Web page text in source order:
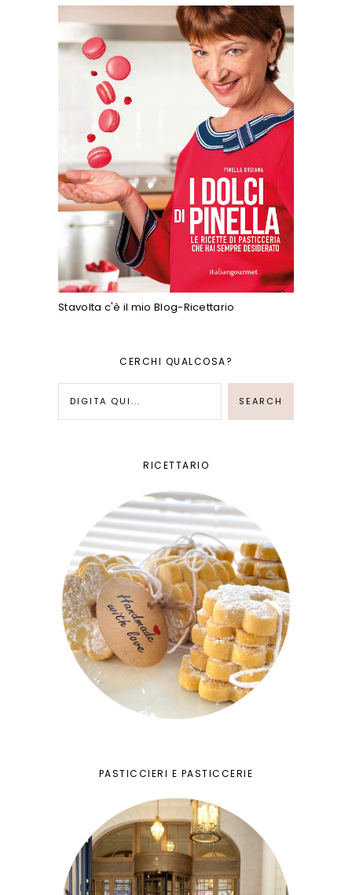
Stavolta c'è il mio Blog-Ricettario
CERCHI QUALCOSA?
RICETTARIO
PASTICCIERI E PASTICCERIE